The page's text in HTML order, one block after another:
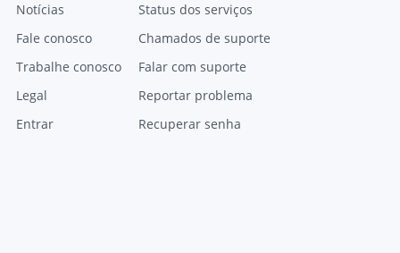
Notícias
Fale conosco
Trabalhe conosco
Legal
Entrar
Status dos serviços
Chamados de suporte
Falar com suporte
Reportar problema
Recuperar senha